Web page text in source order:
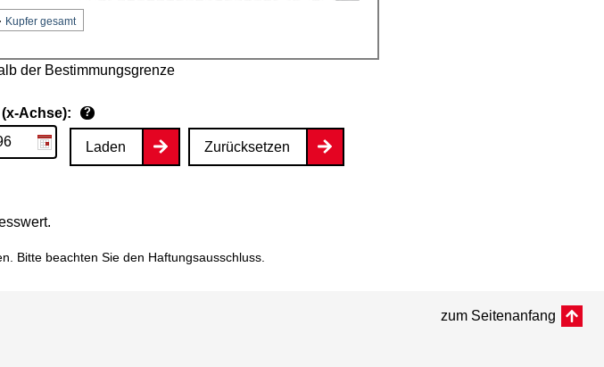
Kupfer gesamt
der Bestimmungsgrenze
Achse): ?
Laden Zurücksetzen
Bitte beachten Sie den Haftungsausschluss.
zum Seitenanfang